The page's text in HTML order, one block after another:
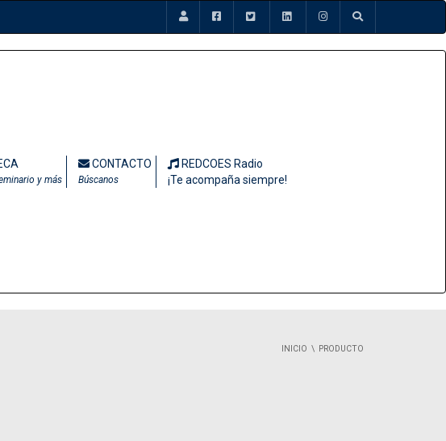
y más
CONTACTO
Búscanos
REDCOES Radio
¡Te acompaña siempre!
INICIO PRODUCTO